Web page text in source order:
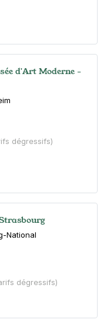
d'Art Moderne -
dégressifs)
National
dégressifs)